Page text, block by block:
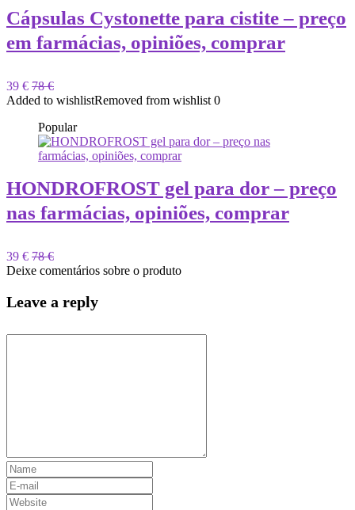
Cápsulas Cystonette para cistite – preço
em farmácias, opiniões, comprar
39 € 78 €
Added to wishlistRemoved from wishlist 0
Popular
HONDROFROST gel para dor – preço
nas farmácias, opiniões, comprar
39 € 78 €
Deixe comentários sobre o produto
Leave a reply